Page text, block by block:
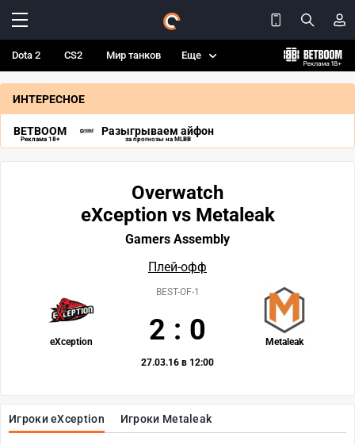
Dota 2 CS2 Мир танков Еще
ИНТЕРЕСНОЕ
BETBOOM
Реклама 18+
Разыгрываем айфон
за прогнозы на MLBB
Игроки eXception Игроки Metaleak
Overwatch
eXception vs Metaleak
Gamers Assembly
Плей-офф
eXception Metaleak
BEST-OF-1
2 : 0
27.03.16 в 12:00